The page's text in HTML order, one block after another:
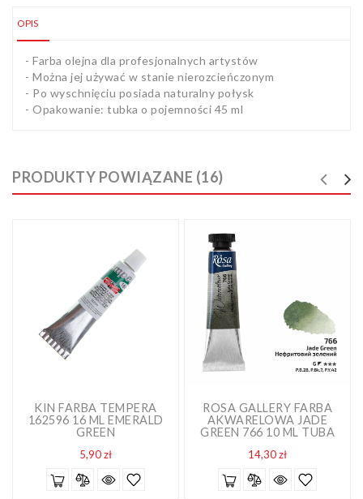
OPIS
- Farba olejna dla profesjonalnych artystów
- Można jej używać w stanie nierozcieńczonym
- Po wyschnięciu posiada naturalny połysk
- Opakowanie: tubka o pojemności 45 ml
PRODUKTY POWIĄZANE (16)
KIN FARBA TEMPERA
162596 16 ML EMERALD
GREEN
5,90 złCena
ROSA GALLERY FARBA
AKWARELOWA JADE
GREEN 766 10 ML TUBA
14,30 złCena